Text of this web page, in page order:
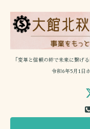
「変革と信頼の絆で未来に繋げ
令和6年5月1日